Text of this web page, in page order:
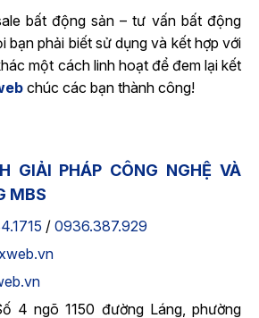
bất động sản – tư vấn bất động
bạn phải biết sử dụng và kết hợp với
một cách linh hoạt để đem lại kết
chúc các bạn thành công!
GIẢI PHÁP CÔNG NGHỆ VÀ
MBS
/ 0936.387.929
4 ngõ 1150 đường Láng, phường